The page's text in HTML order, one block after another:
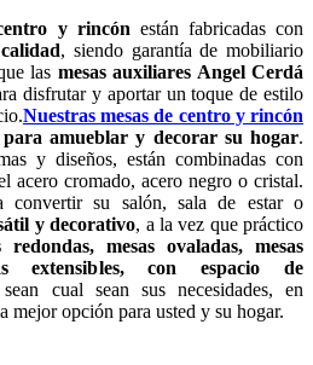
y rincón están fabricadas con
, siendo garantía de mobiliario
las mesas auxiliares Angel Cerdá
disfrutar y aportar un toque de estilo
Nuestras mesas de centro y rincón
amueblar y decorar su hogar.
y diseños, están combinadas con
acero cromado, acero negro o cristal.
convertir su salón, sala de estar o
y decorativo, a la vez que práctico
redondas, mesas ovaladas, mesas
extensibles, con espacio de
cual sean sus necesidades, en
mejor opción para usted y su hogar.